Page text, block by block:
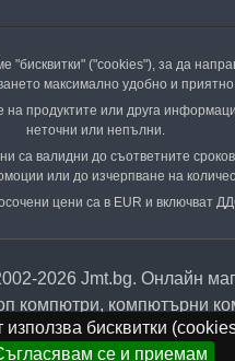
"бисквитки" ("cookies"), за да
максимално удобно и
на продуктите или друга
неточни или непълни.
са валидни до съответните
или до изчерпване на
цени са в EUR и включват
2026 Jmt.bg. Онлайн
компютри, компютърни
и периферия.
използва бисквитки
се и приемам